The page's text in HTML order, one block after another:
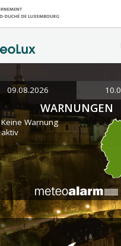
09.08.2026
WARNUNGEN
Keine Warnung
aktiv